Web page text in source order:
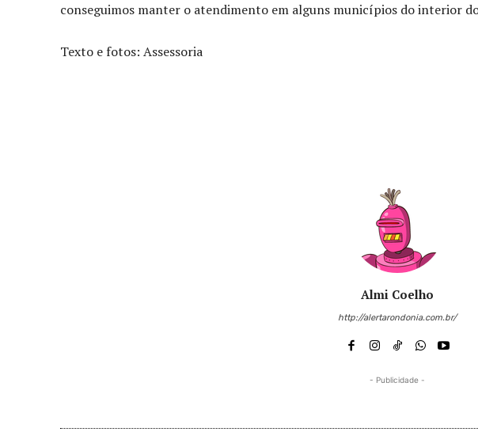
conseguimos manter o atendimento em alguns municípios do interior
Texto e fotos: Assessoria
Almi Coelho
http://alertarondonia.com.br/
- Publicidade -